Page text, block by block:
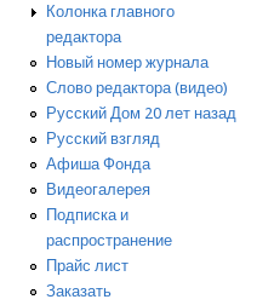
Колонка главного
редактора
Новый номер журнала
Слово редактора (видео)
Русский Дом 20 лет назад
Русский взгляд
Афиша Фонда
Видеогалерея
Подписка и
распространение
Прайс лист
Заказать